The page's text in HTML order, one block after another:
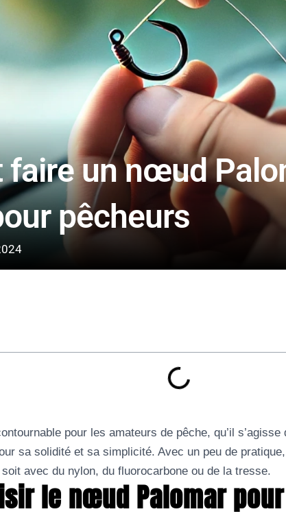
faire un nœud
pêcheurs
pour les amateurs de pêche, qu’il
sa solidité et sa simplicité. Avec un peu de
avec du nylon, du fluorocarbone ou de la tresse.
le nœud Palomar